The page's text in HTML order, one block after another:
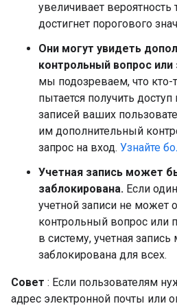
увеличивает вероятность
достигнет порогового
Они могут увидеть
контрольный вопрос или
мы подозреваем, что кто-
пытается получить
записей ваших
им дополнительный
запрос на вход. Узнайте
Учетная запись может
заблокирована. Если
учетной записи не может
контрольный вопрос или
в систему, учетная
заблокирована для всех.
Совет : Если пользователям
адрес электронной почты или